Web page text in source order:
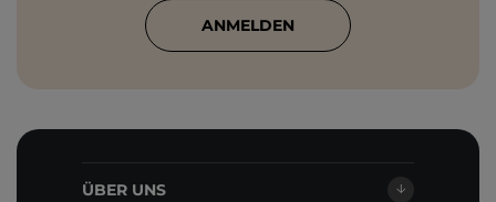
ANMELDEN
ÜBER UNS